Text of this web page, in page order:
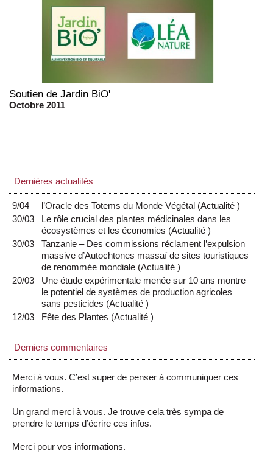
Soutien de Jardin BiO'
Octobre 2011
Dernières actualités
9/04 l’Oracle des Totems du Monde Végétal (Actualité)
30/03
Le rôle crucial des plantes médicinales dans les
écosystèmes et les économies (Actualité)
30/03
Tanzanie – Des commissions réclament l’expulsion
massive d’Autochtones massaï de sites touristiques
de renommée mondiale (Actualité)
20/03
Une étude expérimentale menée sur 10 ans montre
le potentiel de systèmes de production agricoles
sans pesticides (Actualité)
12/03
Fête des Plantes (Actualité)
Derniers commentaires
Merci à vous. C’est super de penser à communiquer ces
informations.
Un grand merci à vous. Je trouve cela très sympa de
prendre le temps d’écrire ces infos.
Merci pour vos informations.